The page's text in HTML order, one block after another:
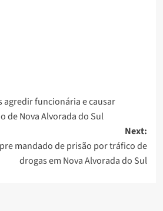
agredir funcionária e causar
de Nova Alvorada do Sul
Next:
mandado de prisão por tráfico de
drogas em Nova Alvorada do Sul